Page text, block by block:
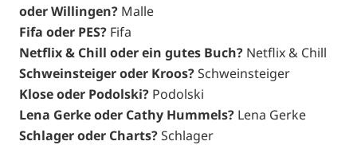
oder Willingen? Malle
Fifa oder PES? Fifa
Netflix & Chill oder ein gutes Buch? Netflix & Chill
Schweinsteiger oder Kroos?Schweinsteiger
Klose oder Podolski? Podolski
Lena Gerke oder Cathy Hummels? Lena Gerke
Schlager oder Charts?Schlager